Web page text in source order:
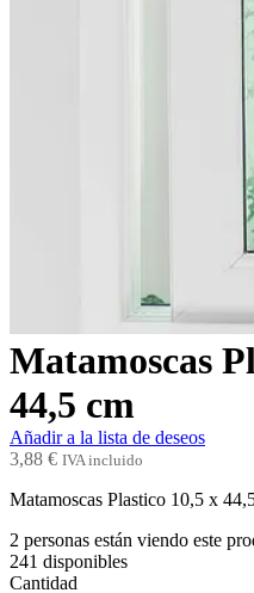
Matamoscas
44,5 cm
Añadir a la lista de deseos
3,88 € IVA incluido
Matamoscas Plastico 10,5 x
2 personas están viendo este
241 disponibles
Cantidad